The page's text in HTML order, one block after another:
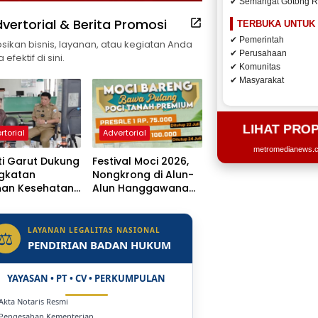
TERBUKA UNTUK
✔ Pemerintah
✔ Perusahaan
✔ Komunitas
✔ Masyarakat
LIHAT
& Berita Promosi
bisnis, layanan, atau kegiatan Anda
efektif di sini.
Garut Dukung
Kesehatan,
Naik
Jadi Rumah
Advertorial
Festival Moci 2026,
Nongkrong di Alun-
Alun Hanggawana
Bareng”
LAYANAN LEGALITAS NASIONAL
PENDIRIAN BADAN HUKUM
YAYASAN • PT • CV • PERKUMPULAN
Notaris Resmi